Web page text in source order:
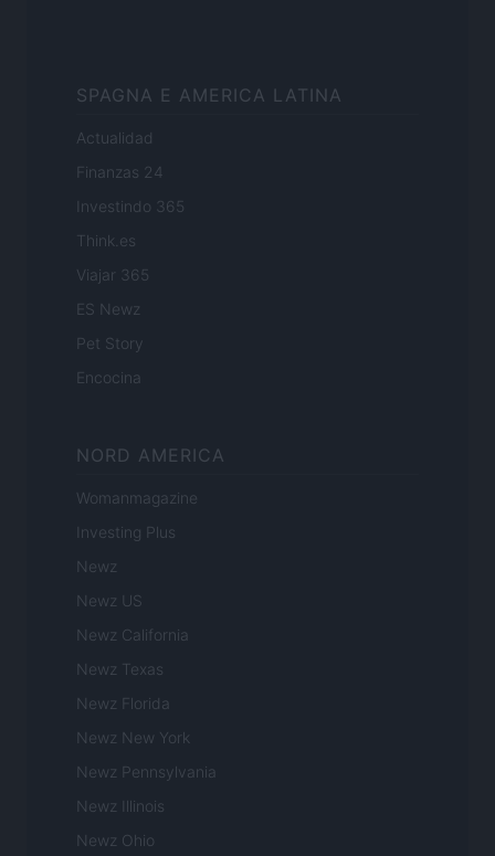
SPAGNA E AMERICA LATINA
Actualidad
Finanzas 24
Investindo 365
Think.es
Viajar 365
ES Newz
Pet Story
Encocina
NORD AMERICA
Womanmagazine
Investing Plus
Newz
Newz US
Newz California
Newz Texas
Newz Florida
Newz New York
Newz Pennsylvania
Newz Illinois
Newz Ohio